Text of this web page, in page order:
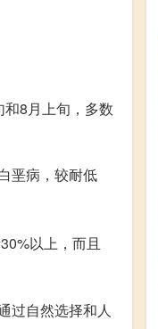
8月上旬，多数
垩病，较耐低
以上，而且
过自然选择和人